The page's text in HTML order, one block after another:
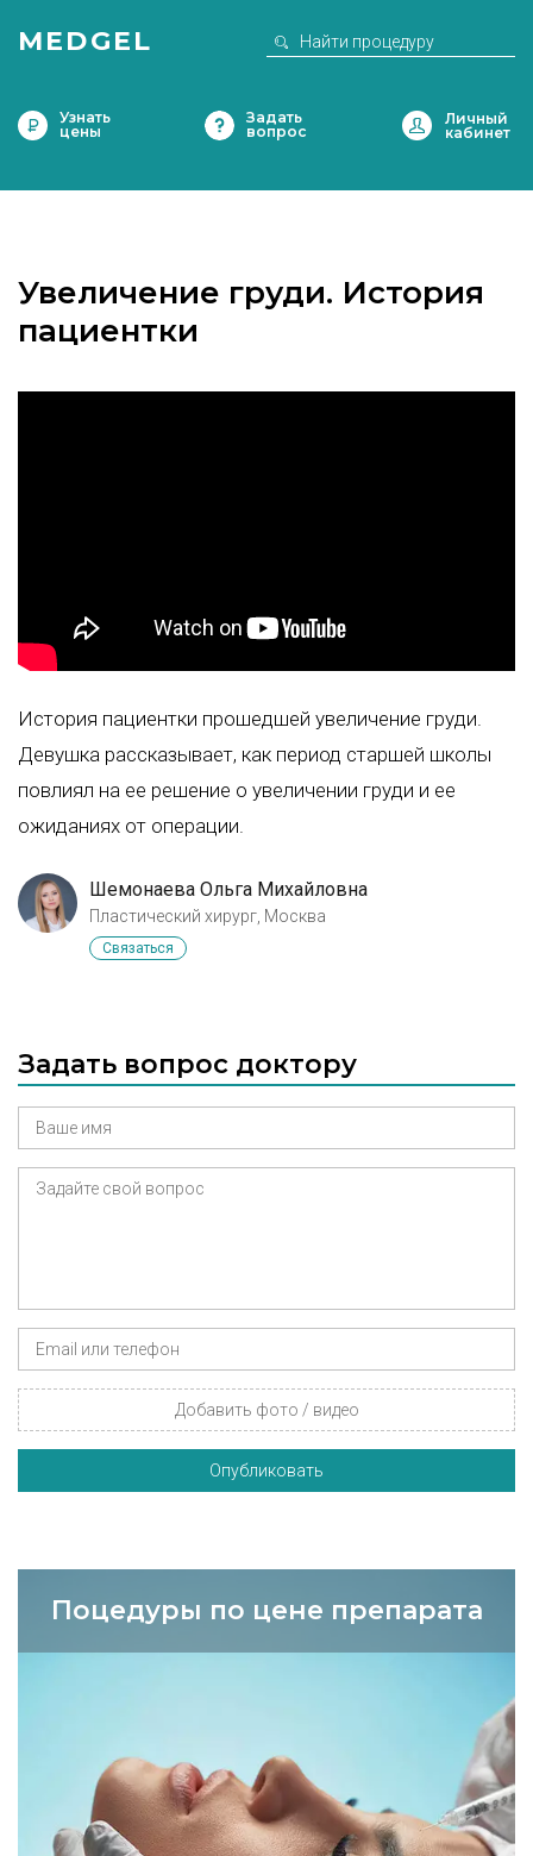
MEDGEL
Узнать
цены
Задать
вопрос
Увеличение груди. История
пациентки
История пациентки прошедшей увеличение груди.
Девушка рассказывает, как период старшей школы
повлиял на ее решение о увеличении груди и ее
ожиданиях от операции.
Шемонаева Ольга Михайловна
Пластический хирург, Москва
Связаться
Задать вопрос доктору
Добавить фото / видео
Опубликовать
Поцедуры по цене препарата